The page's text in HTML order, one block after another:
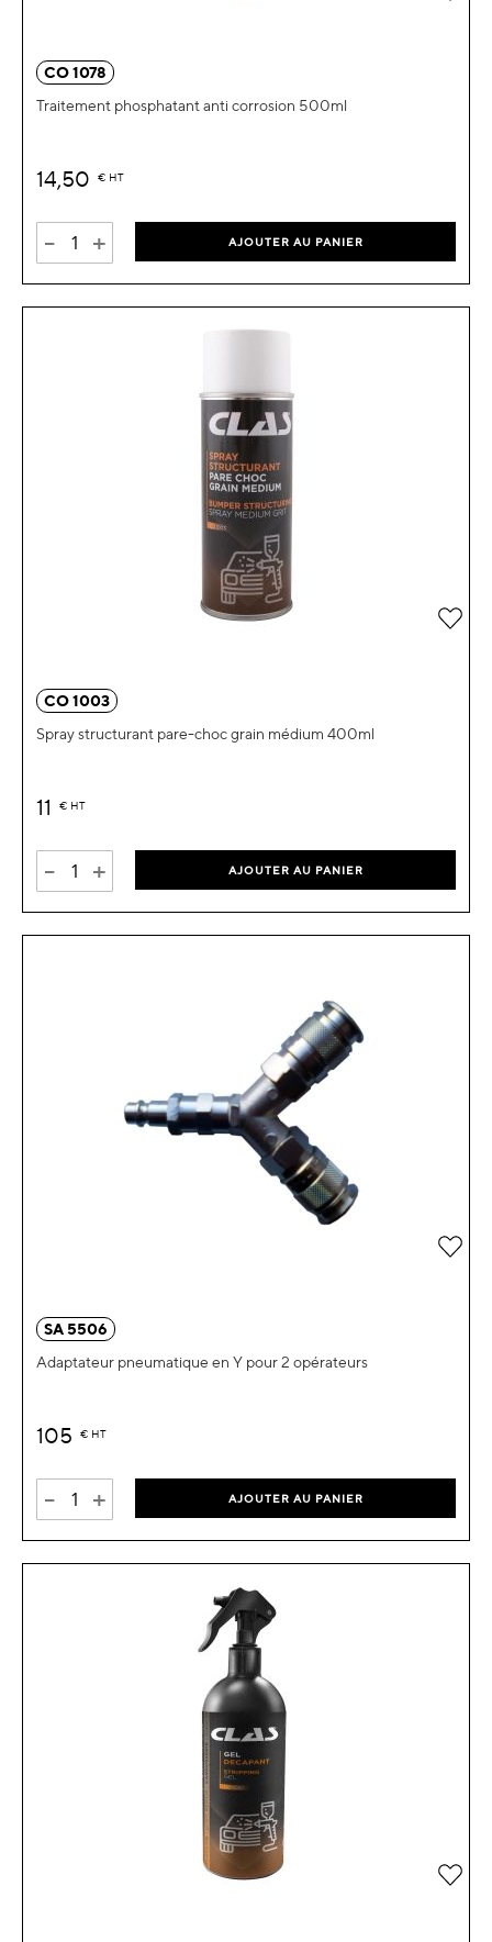
CO 1078
Traitement phosphatant anti corrosion 500ml
14,50 € HT
- + AJOUTER AU PANIER
CO 1003
Spray structurant pare-choc grain médium 400ml
11 € HT
- + AJOUTER AU PANIER
SA 5506
Adaptateur pneumatique en Y pour 2 opérateurs
105 € HT
- + AJOUTER AU PANIER